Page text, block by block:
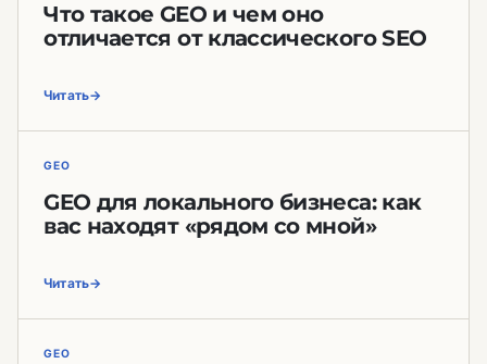
Что такое GEO и чем оно
отличается от классического SEO
Читать
GEO
GEO для локального бизнеса: как
вас находят «рядом со мной»
Читать
GEO